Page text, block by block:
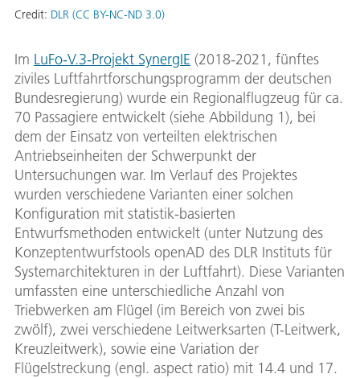
Credit: DLR (CC BY-NC-ND 3.0)
Im LuFo-V.3-Projekt SynergIE (2018-2021, fünftes
ziviles Luftfahrtforschungsprogramm der deutschen
Bundesregierung) wurde ein Regionalflugzeug für ca.
70 Passagiere entwickelt (siehe Abbildung 1), bei
dem der Einsatz von verteilten elektrischen
Antriebseinheiten der Schwerpunkt der
Untersuchungen war. Im Verlauf des Projektes
wurden verschiedene Varianten einer solchen
Konfiguration mit statistik-basierten
Entwurfsmethoden entwickelt (unter Nutzung des
Konzeptentwurfstools openAD des DLR Instituts für
Systemarchitekturen in der Luftfahrt). Diese Varianten
umfassten eine unterschiedliche Anzahl von
Triebwerken am Flügel (im Bereich von zwei bis
zwölf), zwei verschiedene Leitwerksarten (T-Leitwerk,
Kreuzleitwerk), sowie eine Variation der
Flügelstreckung (engl. aspect ratio) mit 14.4 und 17.